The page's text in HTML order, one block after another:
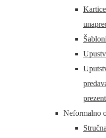
Neformalno